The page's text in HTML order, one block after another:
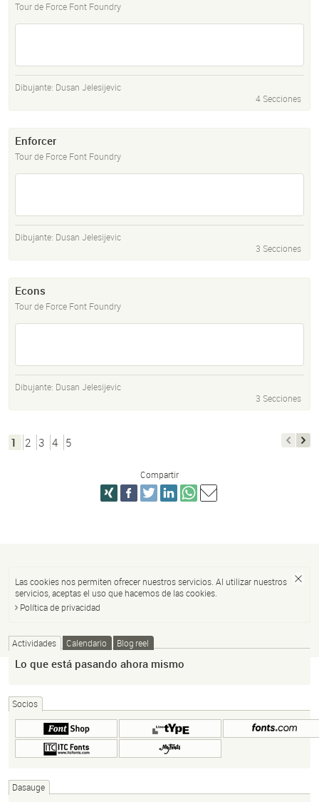
Tour de Force Font Foundry
Dibujante: Dusan Jelesijevic
4 Secciones
Enforcer
Tour de Force Font Foundry
Dibujante: Dusan Jelesijevic
3 Secciones
Econs
Tour de Force Font Foundry
Dibujante: Dusan Jelesijevic
3 Secciones
1 2 3 4 5
Compartir
Las cookies nos permiten ofrecer nuestros servicios. Al utilizar nuestros
servicios, aceptas el uso que hacemos de las cookies.
Política de privacidad
Actividades Calendario Blog reel
Lo que está pasando ahora mismo
Socios
Dasauge